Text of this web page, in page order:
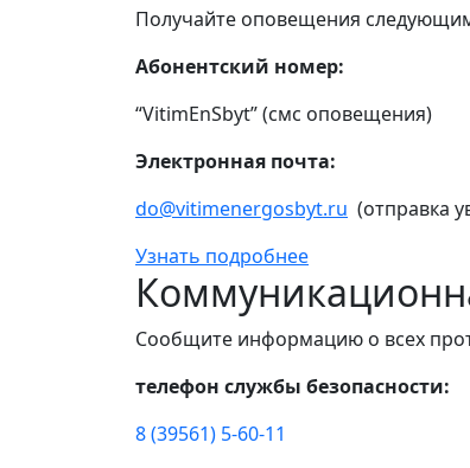
Получайте оповещения
Абонентский номер:
“VitimEnSbyt” (смс оповещения)
Электронная почта:
do@vitimenergosbyt.ru (отправка
Узнать подробнее
Сообщите информацию о всех
телефон службы безопасности:
8 (39561) 5-60-11